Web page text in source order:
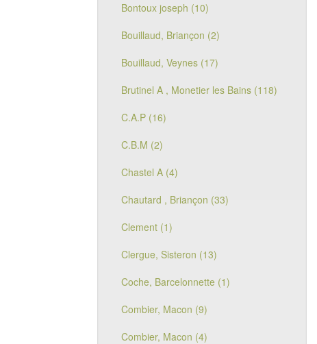
Bontoux joseph (10)
Bouillaud, Briançon (2)
Bouillaud, Veynes (17)
Brutinel A , Monetier les Bains (118)
C.A.P (16)
C.B.M (2)
Chastel A (4)
Chautard , Briançon (33)
Clement (1)
Clergue, Sisteron (13)
Coche, Barcelonnette (1)
Combier, Macon (9)
Combier, Macon (4)